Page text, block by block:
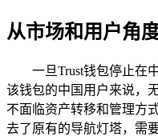
从市场和用户角
一旦Trust钱包停止在
该钱包的中国用户来说，
不面临资产转移和管理方
去了原有的导航灯塔，需